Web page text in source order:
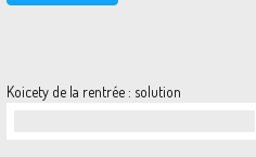
Koicety de la rentrée : solution